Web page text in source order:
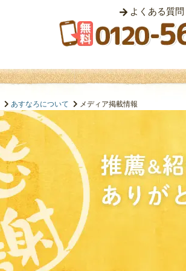
よくある質問
あすなろについて メディア掲載情報